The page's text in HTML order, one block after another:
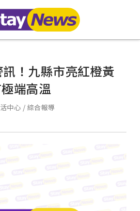
！九縣市亮紅橙黃
端高溫
中心 / 綜合報導